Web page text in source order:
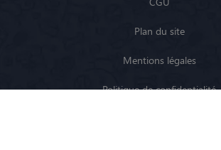
Plan du site
Mentions légales
Politique de confidentialité